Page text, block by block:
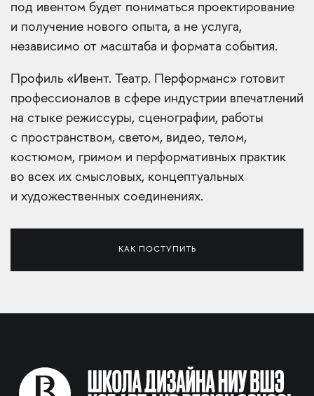
под ивентом будет пониматься проектирование
и получение нового опыта, а не услуга,
независимо от масштаба и формата события.
Профиль «Ивент. Театр. Перформанс» готовит
профессионалов в сфере индустрии впечатлений
на стыке режиссуры, сценографии, работы
с пространством, светом, видео, телом,
костюмом, гримом и перформативных практик
во всех их смысловых, концептуальных
и художественных соединениях.
КАК ПОСТУПИТЬ